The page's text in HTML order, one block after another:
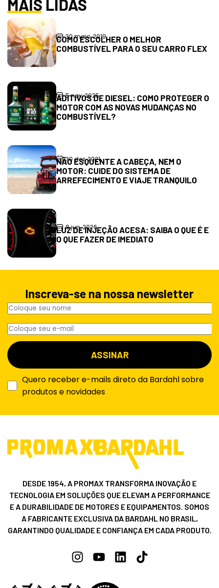
MAIS LIDAS
30 maio, 2019
COMO ESCOLHER O MELHOR
COMBUSTÍVEL PARA O SEU CARRO FLEX
5 nov, 2025
ADITIVOS DE DIESEL: COMO PROTEGER O
MOTOR COM AS NOVAS MUDANÇAS NO
COMBUSTÍVEL?
30 dez, 2021
NÃO ESQUENTE A CABEÇA, NEM O
MOTOR: CUIDE DO SISTEMA DE
ARREFECIMENTO E VIAJE TRANQUILO
8 jun, 2026
LUZ DE INJEÇÃO ACESA: SAIBA O QUE É E
O QUE FAZER DE IMEDIATO
Inscreva-se na nossa newsletter
Quero receber e-mails direto da Bardahl sobre
produtos e novidades
DESDE 1954, A PROMAX TRANSFORMA INOVAÇÃO E
TECNOLOGIA EM SOLUÇÕES QUE ELEVAM A PERFORMANCE
E A DURABILIDADE DE MOTORES E EQUIPAMENTOS. SOMOS
A FABRICANTE EXCLUSIVA DA BARDAHL NO BRASIL,
GARANTINDO QUALIDADE E CONFIANÇA EM CADA PRODUTO.